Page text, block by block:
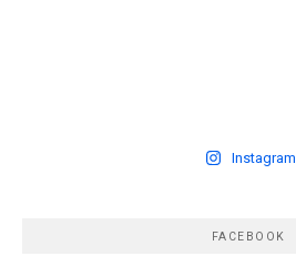
Instagram
FACEBOOK